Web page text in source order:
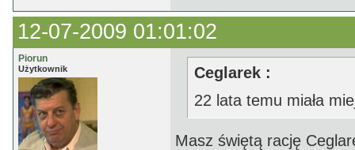
12-07-2009 01:01:02
Piorun
Użytkownik
Ceglarek :
22 lata temu miała
Masz świętą rację